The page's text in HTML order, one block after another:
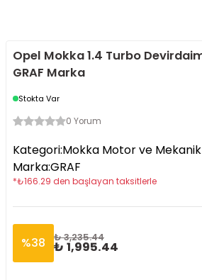
Opel Mokka 1.4 Turbo
GRAF Marka
Stokta Var
0 Yorum
Kategori:Mokka Motor ve Mekanik
Marka:GRAF
*₺166.29 den başlayan taksitlerle
%38 ₺ 3,235.44
₺ 1,995.44